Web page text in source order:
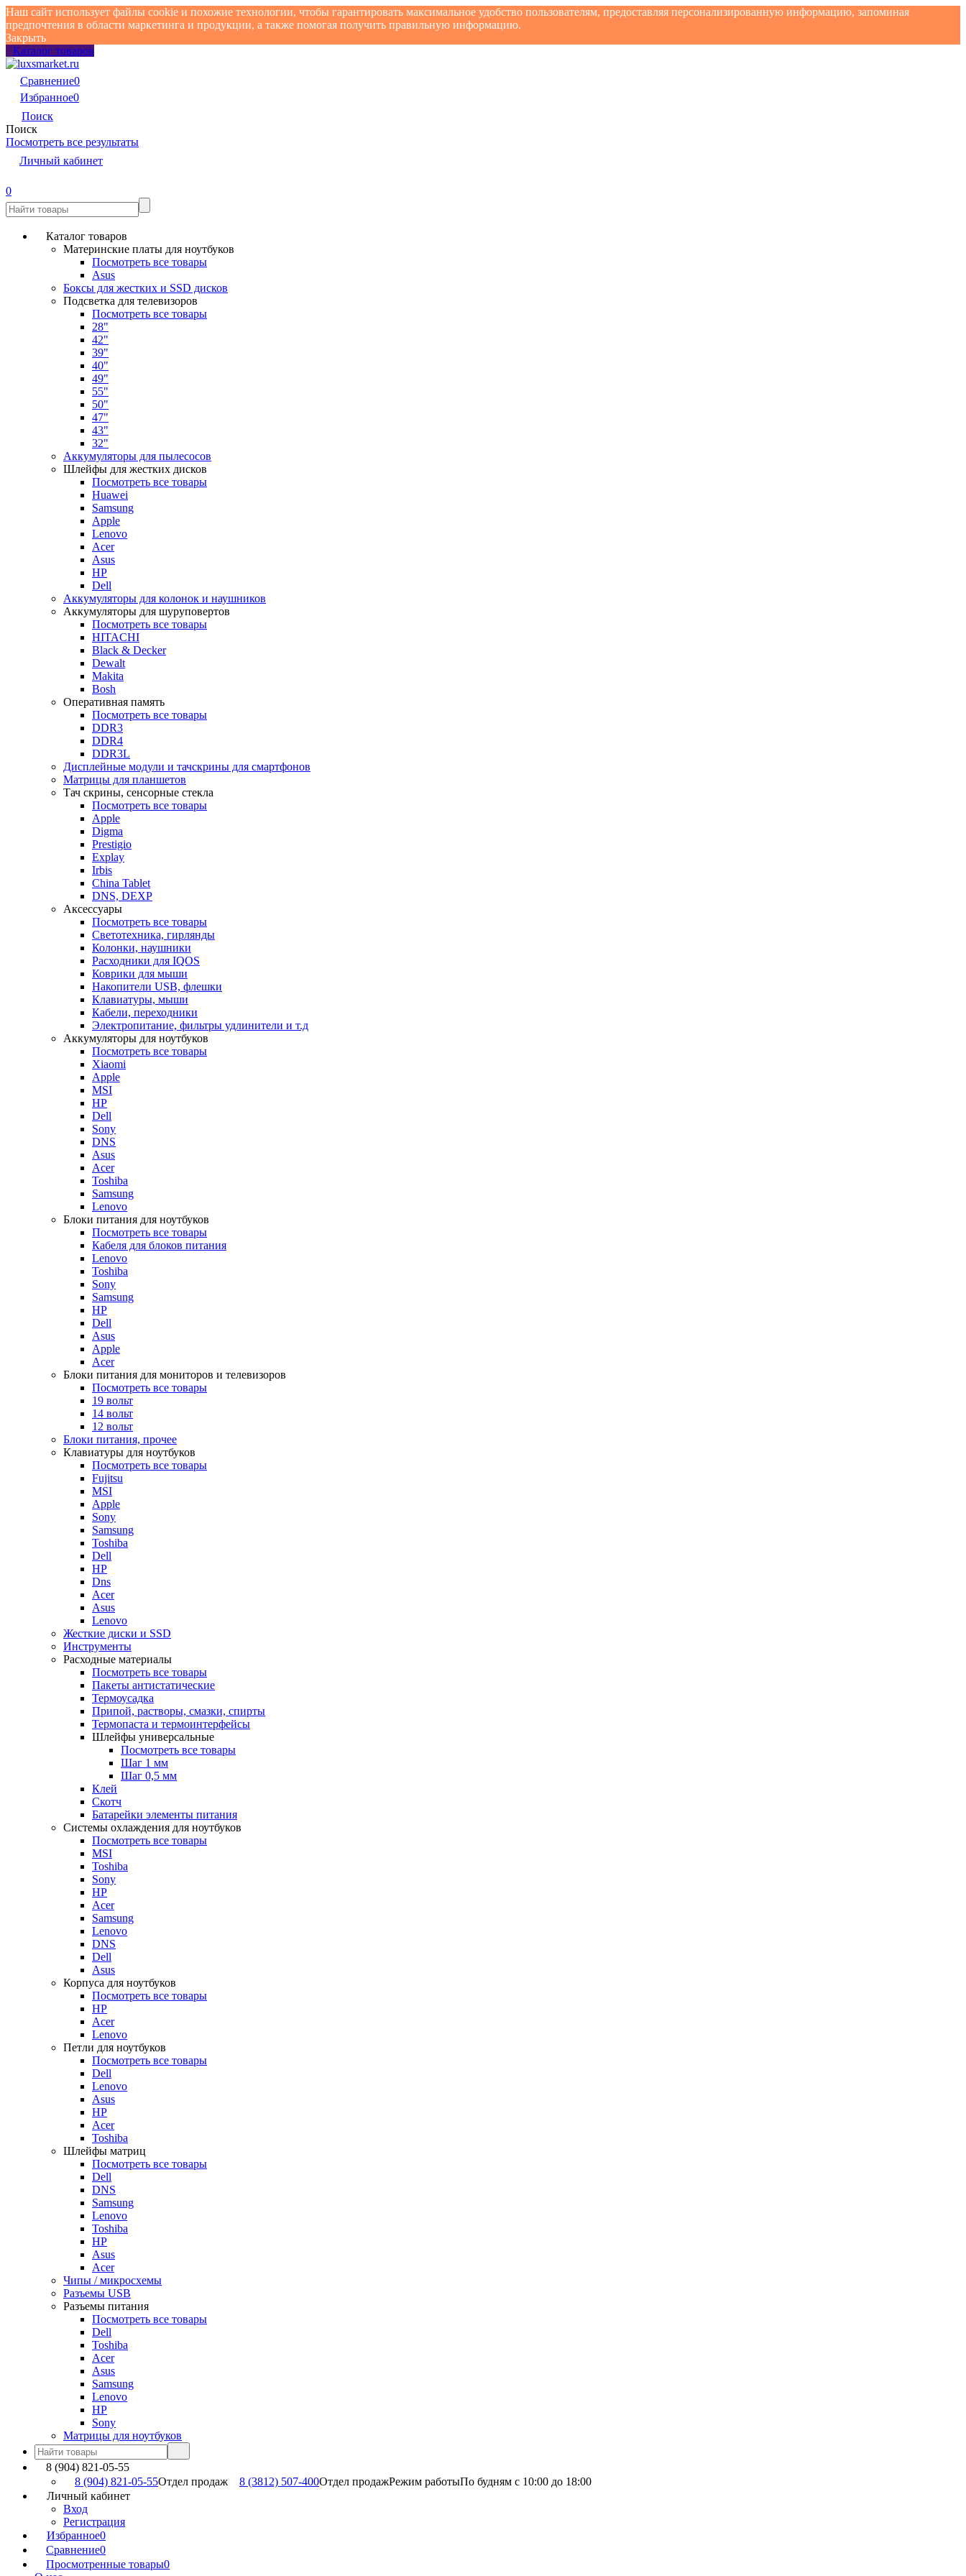
Наш сайт использует файлы cookie и похожие технологии, чтобы гарантировать максимальное удобство пользователям, предоставляя персонализированную информацию, запоминая
предпочтения в области маркетинга и продукции, а также помогая получить правильную информацию.
Закрыть
Каталог товаров
Сравнение0
Избранное0
Поиск
Поиск
Посмотреть все результаты
Личный кабинет
0
Каталог товаров
Материнские платы для ноутбуков
Посмотреть все товары
Asus
Боксы для жестких и SSD дисков
Подсветка для телевизоров
Посмотреть все товары
28"
42"
39"
40"
49"
55"
50"
47"
43"
32"
Аккумуляторы для пылесосов
Шлейфы для жестких дисков
Посмотреть все товары
Huawei
Samsung
Apple
Lenovo
Acer
Asus
HP
Dell
Аккумуляторы для колонок и наушников
Аккумуляторы для шуруповертов
Посмотреть все товары
HITACHI
Black & Decker
Dewalt
Makita
Bosh
Оперативная память
Посмотреть все товары
DDR3
DDR4
DDR3L
Дисплейные модули и тачскрины для смартфонов
Матрицы для планшетов
Тач скрины, сенсорные стекла
Посмотреть все товары
Apple
Digma
Prestigio
Explay
Irbis
China Tablet
DNS, DEXP
Аксессуары
Посмотреть все товары
Светотехника, гирлянды
Колонки, наушники
Расходники для IQOS
Коврики для мыши
Накопители USB, флешки
Клавиатуры, мыши
Кабели, переходники
Электропитание, фильтры удлинители и т.д
Аккумуляторы для ноутбуков
Посмотреть все товары
Xiaomi
Apple
MSI
HP
Dell
Sony
DNS
Asus
Acer
Toshiba
Samsung
Lenovo
Блоки питания для ноутбуков
Посмотреть все товары
Кабеля для блоков питания
Lenovo
Toshiba
Sony
Samsung
HP
Dell
Asus
Apple
Acer
Блоки питания для мониторов и телевизоров
Посмотреть все товары
19 вольт
14 вольт
12 вольт
Блоки питания, прочее
Клавиатуры для ноутбуков
Посмотреть все товары
Fujitsu
MSI
Apple
Sony
Samsung
Toshiba
Dell
HP
Dns
Acer
Asus
Lenovo
Жесткие диски и SSD
Инструменты
Расходные материалы
Посмотреть все товары
Пакеты антистатические
Термоусадка
Припой, растворы, смазки, спирты
Термопаста и термоинтерфейсы
Шлейфы универсальные
Посмотреть все товары
Шаг 1 мм
Шаг 0,5 мм
Клей
Скотч
Батарейки элементы питания
Системы охлаждения для ноутбуков
Посмотреть все товары
MSI
Toshiba
Sony
HP
Acer
Samsung
Lenovo
DNS
Dell
Asus
Корпуса для ноутбуков
Посмотреть все товары
HP
Acer
Lenovo
Петли для ноутбуков
Посмотреть все товары
Dell
Lenovo
Asus
HP
Acer
Toshiba
Шлейфы матриц
Посмотреть все товары
Dell
DNS
Samsung
Lenovo
Toshiba
HP
Asus
Acer
Чипы / микросхемы
Разъемы USB
Разъемы питания
Посмотреть все товары
Dell
Toshiba
Acer
Asus
Samsung
Lenovo
HP
Sony
Матрицы для ноутбуков
8 (904) 821-05-55
8 (904) 821-05-55Отдел продаж 8 (3812) 507-400Отдел продажРежим работыПо будням с 10:00 до 18:00
Личный кабинет
Вход
Регистрация
Избранное0
Сравнение0
Просмотренные товары0